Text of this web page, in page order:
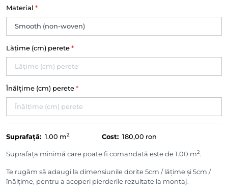
Material *
Lățime (cm) perete *
Înălțime (cm) perete *
Suprafață: 1.00 m2 Cost: 180,00 ron
Suprafața minimă care poate fi comandată este de 1.00 m2.
Te rugăm să adaugi la dimensiunile dorite 5cm / lățime și 5cm /
înălțime, pentru a acoperi pierderile rezultate la montaj.